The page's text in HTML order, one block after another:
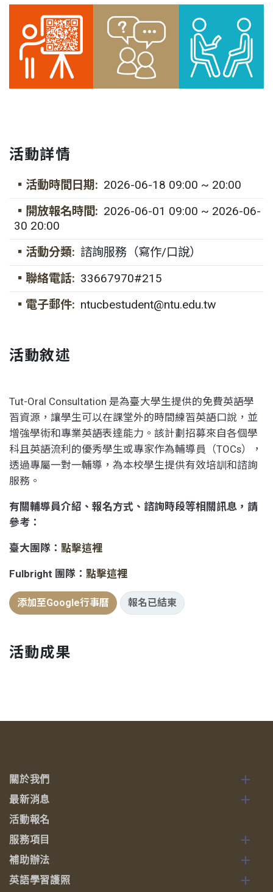
活動詳情
▪活動時間日期: 2026-06-18 09:00 ~ 20:00
▪開放報名時間: 2026-06-01 09:00 ~ 2026-06-
30 20:00
▪活動分類: 諮詢服務（寫作/口說）
▪聯絡電話: 33667970#215
▪電子郵件: ntucbestudent@ntu.edu.tw
活動敘述
Tut-Oral Consultation 是為臺大學生提供的免費英語學
習資源，讓學生可以在課堂外的時間練習英語口說，並
增強學術和專業英語表達能力。該計劃招募來自各個學
科且英語流利的優秀學生或專家作為輔導員（TOCs），
透過專屬一對一輔導，為本校學生提供有效培訓和諮詢
服務。
有關輔導員介紹、報名方式、諮詢時段等相關訊息，請
參考：
臺大團隊： 點擊這裡
Fulbright 團隊： 點擊這裡
添加至Google行事曆 報名已結束
活動成果
關於我們
最新消息
活動報名
服務項目
補助辦法
英語學習護照